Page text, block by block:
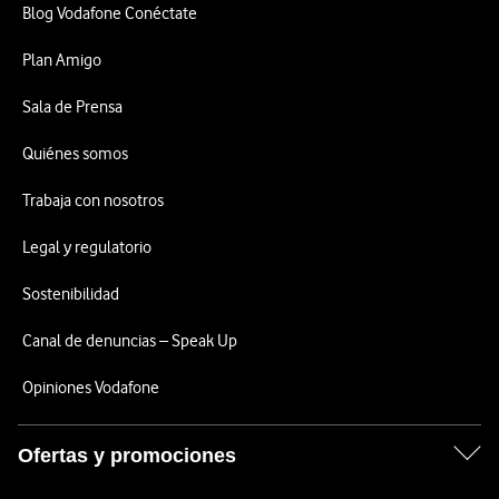
Blog Vodafone Conéctate
Plan Amigo
Sala de Prensa
Quiénes somos
Trabaja con nosotros
Legal y regulatorio
Sostenibilidad
Canal de denuncias – Speak Up
Opiniones Vodafone
Ofertas y promociones